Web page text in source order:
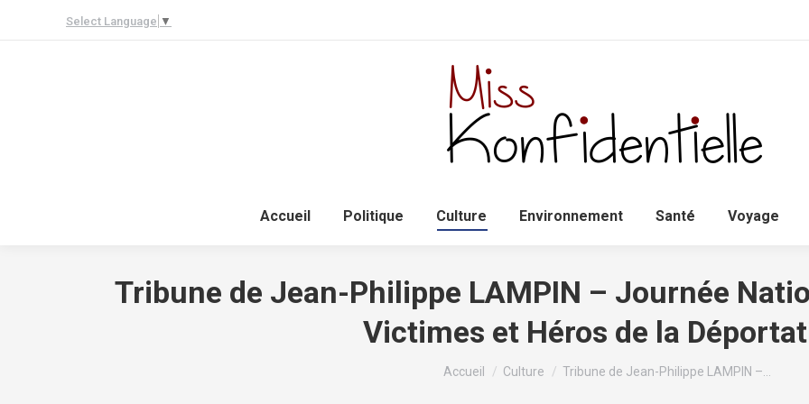
Select Language ▼
Accueil
Politique Culture Environnement Santé Voyage
Tribune de Jean-Philippe LAMPIN – Journée
Victimes et Héros de la
Vous êtes ici :
Accueil Culture Tribune de Jean-Philippe LAMPIN –…